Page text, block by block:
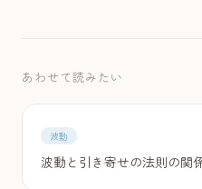
あわせて読みたい
波動
波動と引き寄せの法則の関